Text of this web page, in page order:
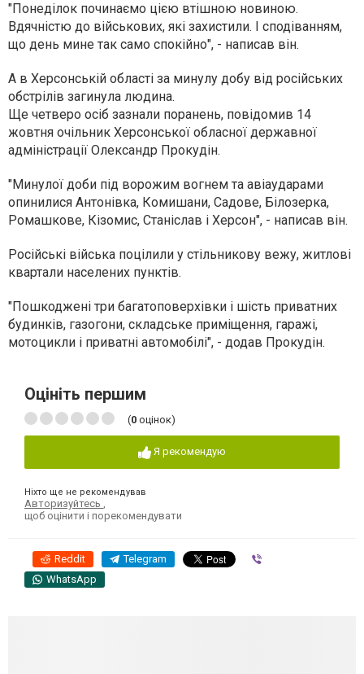
"Понеділок починаємо цією втішною новиною.
Вдячністю до військових, які захистили. І сподіванням,
що день мине так само спокійно", - написав він.
А в Херсонській області за минулу добу від російських
обстрілів загинула людина.
Ще четверо осіб зазнали поранень, повідомив 14
жовтня очільник Херсонської обласної державної
адміністрації Олександр Прокудін.
"Минулої доби під ворожим вогнем та авіаударами
опинилися Антонівка, Комишани, Садове, Білозерка,
Ромашкове, Кізомис, Станіслав і Херсон", - написав він.
Російські війська поцілили у стільникову вежу, житлові
квартали населених пунктів.
"Пошкоджені три багатоповерхівки і шість приватних
будинків, газогони, складське приміщення, гаражі,
мотоцикли і приватні автомобілі", - додав Прокудін.
Оцініть першим
(0 оцінок)
Я рекомендую
Ніхто ще не рекомендував
Авторизуйтесь
щоб оцінити і порекомендувати
Reddit Telegram
WhatsApp